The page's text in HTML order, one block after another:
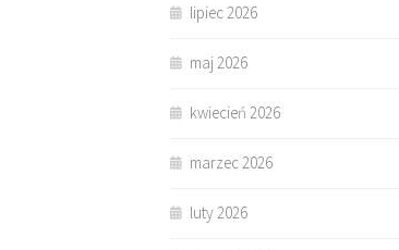
lipiec 2026
maj 2026
kwiecień 2026
marzec 2026
luty 2026